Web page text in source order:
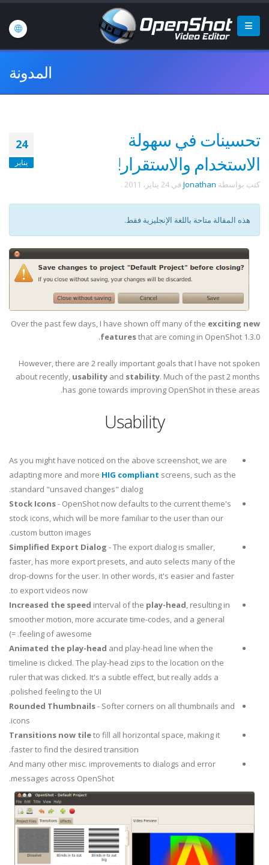
المدونة
24
يناير
تحسينات في سهولة
الاستخدام والاستقرار!
كتب بواسطة Jonathan في 24 يناير، 2011 .
هذه المقالة متاحة باللغة الإنجليزية فقط.
Over the past few days, I have shown off many of the exciting new
featuresthat are coming in OpenShot 1.3.0.
However, there are 2 really important goals that I have not spoken
about recently, usability and stability. Much of the past 2 months
has gone towards improving OpenShot in these areas.
Usability
As you might have noticed on the above screenshot, we are
adapting more and more HIG compliant screens, such as the
standard "unsaved changes" dialog.
Stock Icons- OpenShot now defaults to the current theme's
stock icons, which will be more familiar to the user than our
custom button images.
Simplified Export Dialog - The export dialog is smaller,
faster, has more export presets, and auto selects many of the
drop-downs for the user. In other words, it's easier and faster
to export videos now.
Increased the speed interval of the play-head, resulting in
smoother motion, more accurate time-codes, and a general
feeling of awesome. =)
Animated the play-head and play-head line when the
timeline is clicked. The play-head zips to the location on the
ruler that was clicked. It's a subtle effect, but really adds a
polished feeling to the UI.
Rounded Thumbnails- Softer corners on all thumbnails and
icons.
Transitions now tileto fill all horizontal space, making it
faster to find the desired transition.
And many other misc. improvements to dialogs and error
messages across OpenShot.